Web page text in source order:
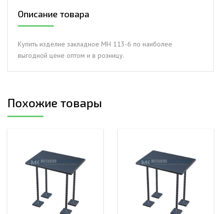
Описание товара
Купить изделие закладное МН 113-6 по наиболее
выгодной цене оптом и в розницу.
Похожие товары